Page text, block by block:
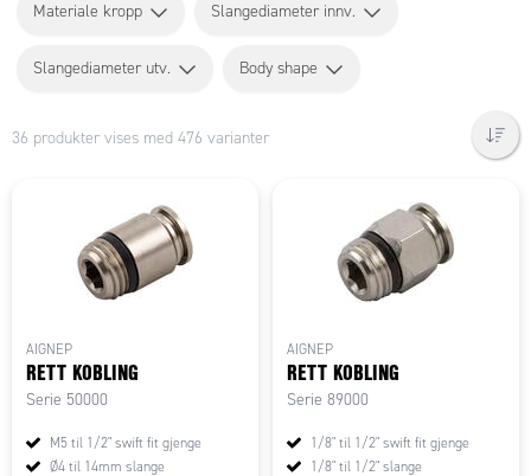
Materiale kropp Slangediameter innv.
Slangediameter utv. Body shape
36 produkter vises med 476 varianter
AIGNEP
RETT KOBLING
Serie 50000
M5 til 1/2" swift fit gjenge
Ø4 til 14mm slange
AIGNEP
RETT KOBLING
Serie 89000
1/8" til 1/2" swift fit gjenge
1/8" til 1/2" slange